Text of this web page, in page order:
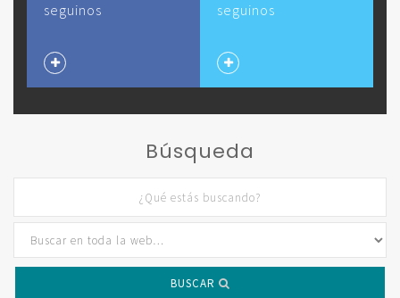
seguinos seguinos
Búsqueda
BUSCAR